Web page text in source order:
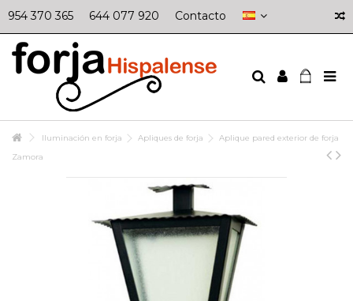
954 370 365 644 077 920 Contacto
Iluminación en forja Apliques de forja
Aplique pared exterior de forja
Zamora